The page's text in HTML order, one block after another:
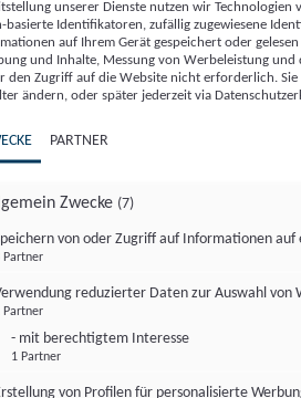
generierte Kennungen,
können zusammen mit anderen
und Browserinformationen,
Technologien usw.) auf
oder von dort ausgelesen werden, um es
wenn es eine App oder einer Webseite
oder mehrere der hier aufgeführten
unserer Dienste nutzen wir Technologien
basierte Identifikatoren, zufällig zugewiesene
auf Ihrem Gerät gespeichert oder
und Inhalte, Messung von Werbeleistung
den Zugriff auf die Website nicht erforderlich.
ändern, oder später jederzeit via
PARTNER
Zwecke (7)
von oder Zugriff auf Informationen auf
Partner
reduzierter Daten zur Auswahl von
Partner
- mit berechtigtem Interesse
1 Partner
von Profilen für personalisierte